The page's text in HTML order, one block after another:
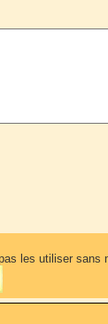
les utiliser sans